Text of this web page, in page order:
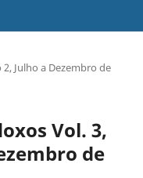
Julho a Dezembro de
Vol. 3,
de